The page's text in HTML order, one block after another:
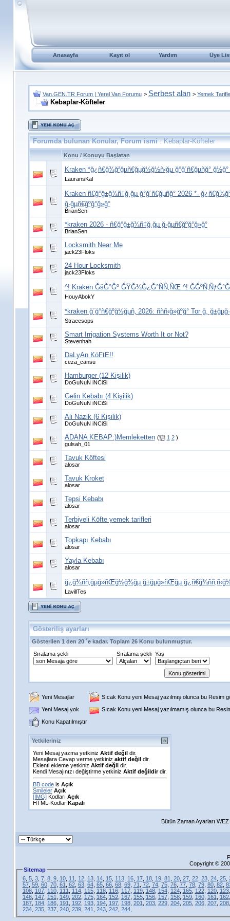
Anasayfa Kayıt ol Yardım Üye
Van.GEN.TR Forum | Yerel Van Forumu > Serbest alan > Yemek
Kebaplar-Köfteler
Forumda bulunan Konular, Forum ismi: Kebaplar-Köfteler
Konu / Konuyu Başlatan
Kraken *ğ¿ñ€ğ¾ğ²ğµñ€ğµğ½ğ½ñ‹ğµ ğ°ğ´ñ€ğµñğ° ğ½ğ°
LauransKal
Kraken ñ€ğ°ğ±ğ¾ñ‡ğ¸ğµ ğ°ğ´ñ€ğµñğ° 2026 *-
ğ·ğµñ€ğºğ°ğ»ğ°
BrianSen
*kraken 2026 - ñ€ğ°ğ±ğ¾ñ‡ğ¸ğµ ğ·ğµñ€ğºğ°ğ»ğ°
BrianSen
Locksmith Near Me
jack23Floks
24 Hour Locksmith
jack23Floks
^! Kraken ĞšĞ°Ğº ĞŸĞ¾Ğ¿Ğ°ÑÑ‚ÑŒ ^!
HouyAbokY
*kraken ğ´ğ°ñ€ğºğ½ğµñ‚ 2026: ñññ‹ğ»ğºğ° Tor ğ¸
Straeesops
Smart Irrigation Systems Worth It or Not?
Stevenhah
DaLyAn KöFtE!!
ceza_cansu
Hamburger (12 Kişilik)
DoGuNuN iNCiSi
Gelin Kebabı (4 Kişilik)
DoGuNuN iNCiSi
Ali Nazik (6 Kişilik)
DoGuNuN iNCiSi
ADANA KEBAP:)Memleketten ( 1 2 )
gulsah_01
Tavuk Köftesi
alosar
Tavuk Kroket
alosar
Tepsi Kebabı
alosar
Terbiyeli Köfte yemek tarifleri
alosar
Topkapı Kebabı
alosar
Yayla Kebabı
alosar
ğ¿ğ¾ññ‚ğµğ»ñŒğ½ğ¾ğµ ğ±ğµğ»ñŒğµ
LavillTes
Gösteriliş ayarları
Gösterilen 1 den 20 ´e kadar. Toplam 26 Konu bulunmuştur.
Sıralama şekli
Sıralama şekli Yaş
Yeni Mesajlar
Sıcak Konu yeni Mesaj yazılmış olunca bu Resim
Yeni Mesaj yok
Sıcak Konu yeni Mesaj yazılmamış olunca bu
Konu Kapatılmıştır
Yetkileriniz
Yeni Mesaj yazma yetkiniz Aktif değildir.
Mesajlara Cevap verme yetkiniz aktif değildir.
Eklenti ekleme yetkiniz Aktif değildir.
Kendi Mesajınızı değiştirme yetkiniz Aktif değildirdir.
BB codeis Açık
Smileler Açık
[IMG]Kodları Açık
HTML-KodlarıKapalı
Bütün Zaman Ayarları
Copyright ©
Sitemap
6, 5, 3, 7, 8, 9, 10, 11 12, 13, 14, 15, 113, 16, 17, 18, 19, 81 20, 27, 22, 23, 24, 25,
57, 59, 60, 70, 61 62, 63, 64, 65, 66, 68, 69, 71 72, 74, 75, 76, 77, 78, 79, 80, 82,
108, 107, 110, 111 114, 115, 118, 116, 117, 119, 148, 154, 124, 165, 122, 120, 123
146, 147, 151 149, 202, 175, 164, 152, 167, 155, 156, 157, 158, 159, 160, 161 162
187, 184, 186, 191 192, 193, 194, 197, 198, 201 203, 229, 204, 205, 206, 207, 208
234, 235, 237, 240, 239, 241 243, 242, 244,